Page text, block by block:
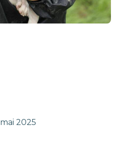
mai 2025